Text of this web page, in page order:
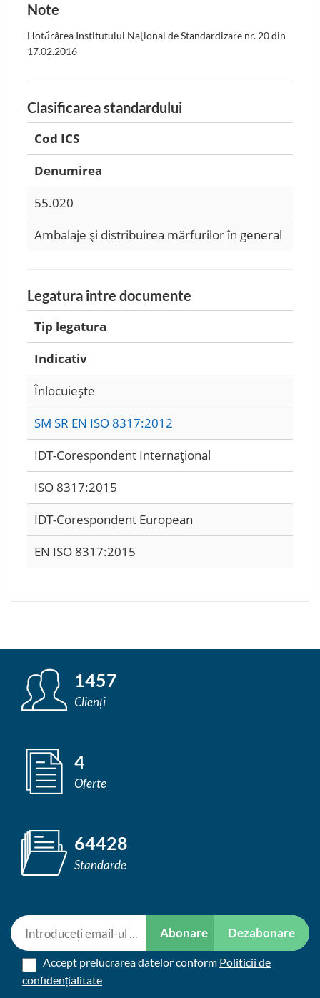
Note
Hotărârea Institutului Naţional de Standardizare nr. 20 din
17.02.2016
Clasificarea standardului
Cod ICS
Denumirea
55.020
Ambalaje şi distribuirea mărfurilor în general
Legatura între documente
Tip legatura
Indicativ
Înlocuieşte
SM SR EN ISO 8317:2012
IDT-Corespondent Internaţional
ISO 8317:2015
IDT-Corespondent European
EN ISO 8317:2015
1457
Clienți
4
Oferte
64428
Standarde
Abonare Dezabonare
Accept prelucrarea datelor conform Politicii de
confidențialitate